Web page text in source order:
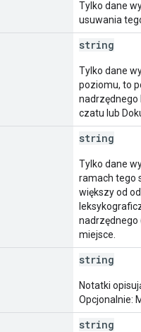
Tylko dane
usuwania
string
Tylko dane
poziomu, to
nadrzędnego
czatu lub
string
Tylko dane
ramach tego
większy od
nadrzędnego
miejsce.
string
Notatki
Opcjonalnie:
string